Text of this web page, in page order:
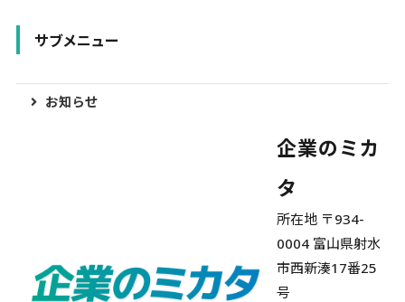
サブメニュー
お知らせ
企業のミカ
タ
所在地 〒934-
0004 富山県射水
市西新湊17番25
号